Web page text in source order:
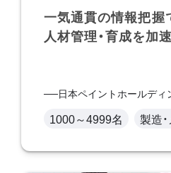
一気通貫の情報把握
人材管理・育成を加
日本ペイントホールディ
1000～4999名 製造